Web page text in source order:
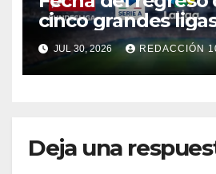
cinco grandes
JUL 30, 2026 REDACCIÓN
Deja una